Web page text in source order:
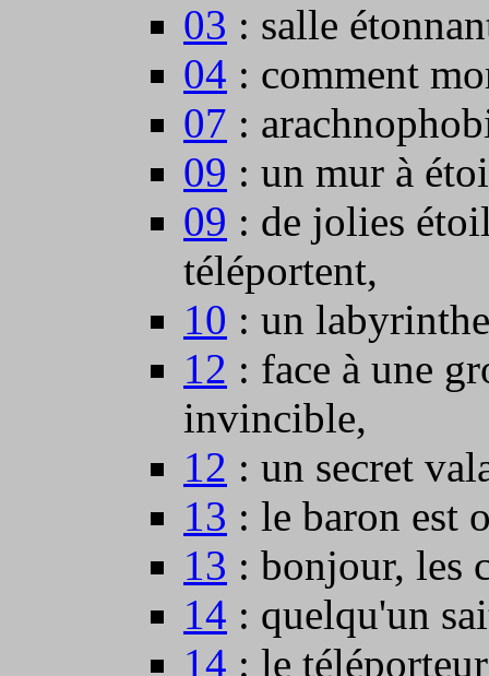
03 : salle
04 : comment
07 :
09 : un mur à
09 : de jolies
téléportent,
10 : un
12 : face à une
invincible,
12 : un secret
13 : le baron est
13 : bonjour, les
14 : quelqu'un
14 : le